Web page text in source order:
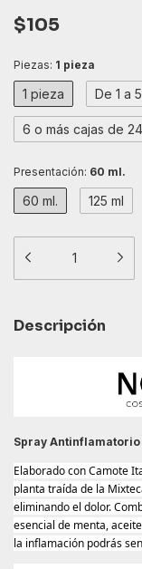
$105
Piezas: 1 pieza
1 pieza De 1 a
6 o más cajas de
Presentación: 60 ml.
60 ml. 125 ml
Descripción
Spray
Elaborado con Camote
planta traída de la
eliminando el dolor.
esencial de menta,
la inflamación podrás